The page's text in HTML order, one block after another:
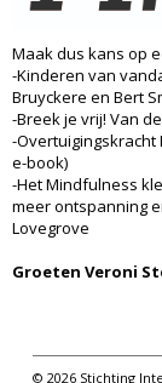
Maak dus kans op
-Kinderen van
Bruyckere en Bert
-Breek je vrij! Van
-Overtuigingskracht
e-book)
-Het Mindfulness
meer ontspanning
Lovegrove
Groeten Veroni
© 2026 Stichting